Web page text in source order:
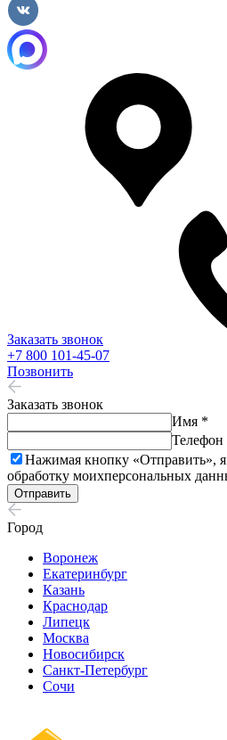
Заказать звонок
+7 800 101-45-07
Позвонить
Заказать звонок
Имя *
Телефон
Нажимая кнопку «Отправить», я
обработку моихперсональных
Отправить
Город
Воронеж
Екатеринбург
Казань
Краснодар
Липецк
Москва
Новосибирск
Санкт-Петербург
Сочи